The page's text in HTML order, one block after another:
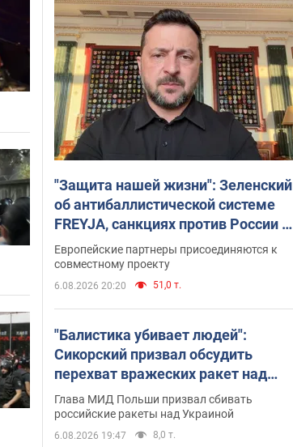
"Защита нашей жизни": Зеленский
об антибаллистической системе
FREYJA, санкциях против России и
поддержке аграриев. Видео
Европейские партнеры присоединяются к
совместному проекту
6.08.2026 20:20 51,0 т.
"Балистика убивает людей":
Сикорский призвал обсудить
перехват вражеских ракет над
Украиной
Глава МИД Польши призвал сбивать
российские ракеты над Украиной
6.08.2026 19:47 8,0 т.